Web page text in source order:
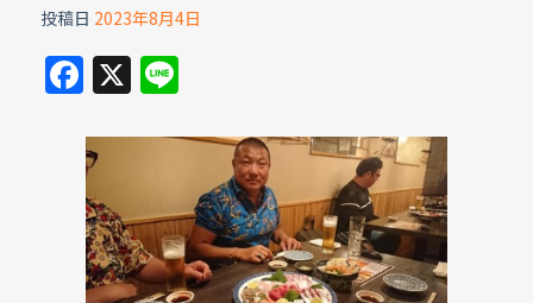
投稿日 2023年8月4日
F
c
e
b
o
X Li
e